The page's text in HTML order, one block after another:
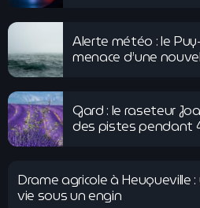
Alerte météo : le
menace d’une
Gard : le raseteur
des pistes pendant
Drame agricole à Heuqueville
vie sous un engin